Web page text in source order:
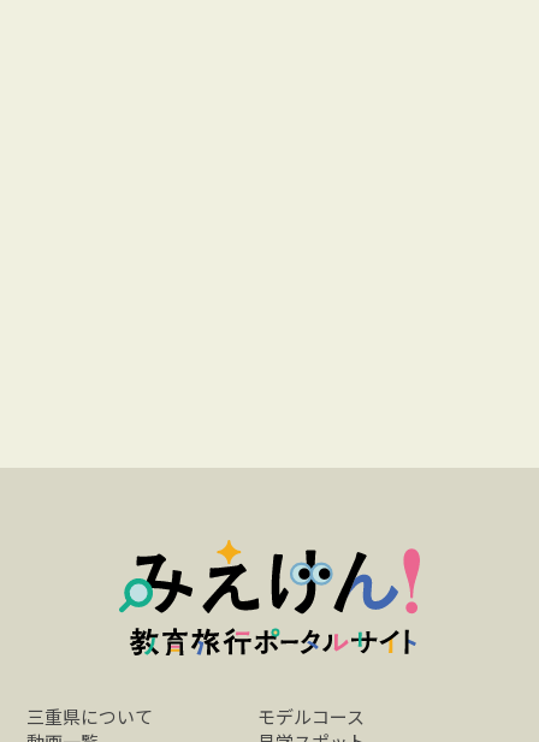
三重県について
モデルコース